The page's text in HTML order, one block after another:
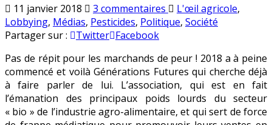
11 janvier 2018 3 commentaires sur
Générations
la
paille
du
conventionnel
ou
Publié
en
L'œil agricole,
Lobbying, Médias, Pesticides, Politique, Société
Partager sur :
Twitter Facebook
Pas de répit pour les marchands de peur ! 2018 a à peine
commencé et voilà Générations Futures qui cherche déjà
à faire parler de lui. L’association, qui est en fait
l’émanation des principaux poids lourds du secteur
« bio » de l’industrie agro-alimentaire, et qui sert de force